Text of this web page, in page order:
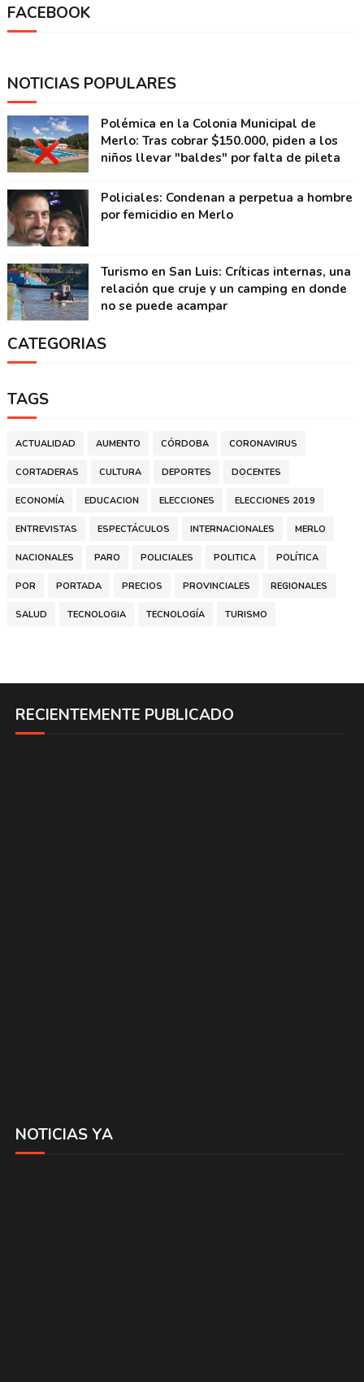
FACEBOOK
NOTICIAS POPULARES
Polémica en la Colonia Municipal de
Merlo: Tras cobrar $150.000, piden a los
niños llevar "baldes" por falta de pileta
Policiales: Condenan a perpetua a hombre
por femicidio en Merlo
Turismo en San Luis: Críticas internas, una
relación que cruje y un camping en donde
no se puede acampar
CATEGORIAS
TAGS
ACTUALIDAD AUMENTO CÓRDOBA CORONAVIRUS
CORTADERAS CULTURA DEPORTES DOCENTES
ECONOMÍA EDUCACION ELECCIONES ELECCIONES 2019
ENTREVISTAS ESPECTÁCULOS INTERNACIONALES MERLO
NACIONALES PARO POLICIALES POLITICA POLÍTICA
POR PORTADA PRECIOS PROVINCIALES REGIONALES
SALUD TECNOLOGIA TECNOLOGÍA TURISMO
RECIENTEMENTE PUBLICADO
NOTICIAS YA